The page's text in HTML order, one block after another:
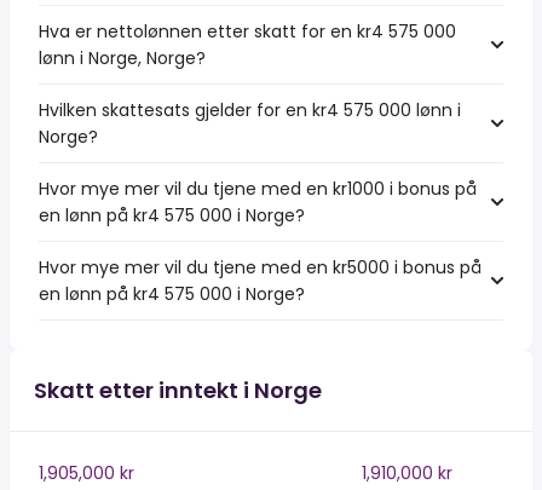
Hva er nettolønnen etter skatt for en kr4 575 000
lønn i Norge, Norge?
Hvilken skattesats gjelder for en kr4 575 000 lønn i
Norge?
Hvor mye mer vil du tjene med en kr1000 i bonus på
en lønn på kr4 575 000 i Norge?
Hvor mye mer vil du tjene med en kr5000 i bonus på
en lønn på kr4 575 000 i Norge?
Skatt etter inntekt i Norge
1,905,000 kr
1,910,000 kr